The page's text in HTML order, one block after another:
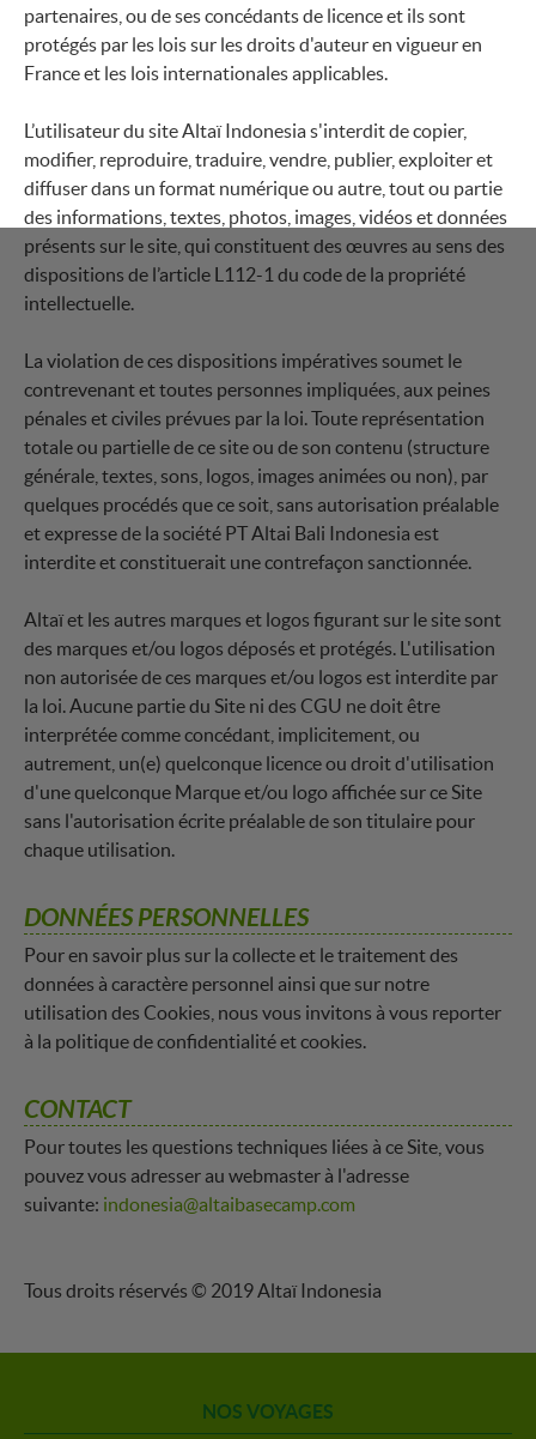
partenaires, ou de ses concédants de licence et ils sont
protégés par les lois sur les droits d'auteur en vigueur en
France et les lois internationales applicables.
L’utilisateur du site Altaï Indonesia s'interdit de copier,
modifier, reproduire, traduire, vendre, publier, exploiter et
diffuser dans un format numérique ou autre, tout ou partie
des informations, textes, photos, images, vidéos et données
présents sur le site, qui constituent des œuvres au sens des
dispositions de l’article L112-1 du code de la propriété
intellectuelle.
La violation de ces dispositions impératives soumet le
contrevenant et toutes personnes impliquées, aux peines
pénales et civiles prévues par la loi. Toute représentation
totale ou partielle de ce site ou de son contenu (structure
générale, textes, sons, logos, images animées ou non), par
quelques procédés que ce soit, sans autorisation préalable
et expresse de la société PT Altai Bali Indonesia est
interdite et constituerait une contrefaçon sanctionnée.
Altaï et les autres marques et logos figurant sur le site sont
des marques et/ou logos déposés et protégés. L'utilisation
non autorisée de ces marques et/ou logos est interdite par
la loi. Aucune partie du Site ni des CGU ne doit être
interprétée comme concédant, implicitement, ou
autrement, un(e) quelconque licence ou droit d'utilisation
d'une quelconque Marque et/ou logo affichée sur ce Site
sans l'autorisation écrite préalable de son titulaire pour
chaque utilisation.
DONNÉES PERSONNELLES
Pour en savoir plus sur la collecte et le traitement des
données à caractère personnel ainsi que sur notre
utilisation des Cookies, nous vous invitons à vous reporter
à la politique de confidentialité et cookies.
CONTACT
Pour toutes les questions techniques liées à ce Site, vous
pouvez vous adresser au webmaster à l'adresse
suivante: indonesia@altaibasecamp.com
Tous droits réservés © 2019 Altaï Indonesia
NOS VOYAGES